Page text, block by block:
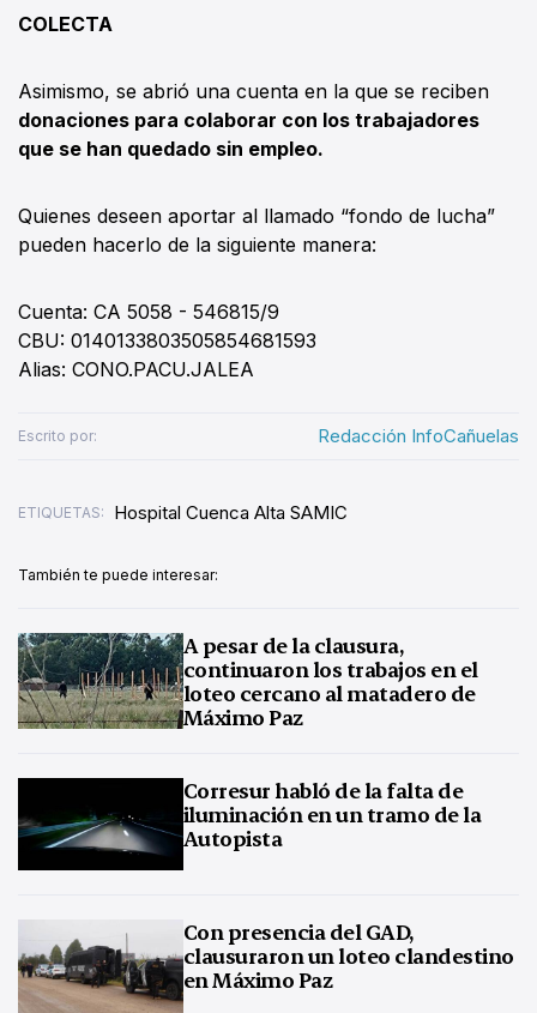
COLECTA
Asimismo, se abrió una cuenta en la que se reciben
donaciones para colaborar con los trabajadores
que se han quedado sin empleo.
Quienes deseen aportar al llamado “fondo de lucha”
pueden hacerlo de la siguiente manera:
Cuenta: CA 5058 - 546815/9
CBU: 0140133803505854681593
Alias: CONO.PACU.JALEA
Escrito por: Redacción InfoCañuelas
ETIQUETAS: Hospital Cuenca Alta SAMIC
También te puede interesar:
A pesar de la clausura,
continuaron los trabajos en el
loteo cercano al matadero de
Máximo Paz
Corresur habló de la falta de
iluminación en un tramo de la
Autopista
Con presencia del GAD,
clausuraron un loteo clandestino
en Máximo Paz